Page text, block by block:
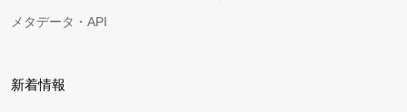
メタデータ・API
新着情報